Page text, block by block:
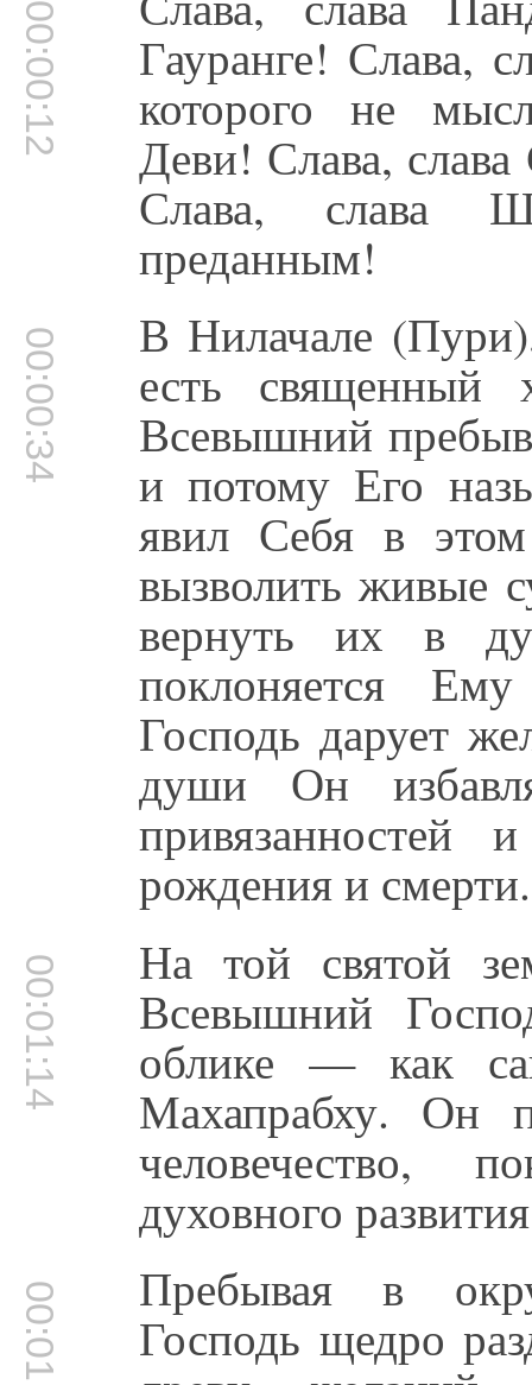
00:00:12 Гауранге! Слава,
которого не
Деви! Слава,
Слава, слава
преданным!
00:00:34 В Нилачале
есть священный
Всевышний
и потому Его
явил Себя в
вызволить живые
вернуть их в
поклоняется
Господь дарует
души Он
привязанностей
рождения и смерти.
00:01:14 На той святой
Всевышний
облике — как
Махапрабху. Он
человечество,
духовного
Пребывая в
Господь щедро